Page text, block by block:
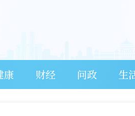
康 财经 问政 生